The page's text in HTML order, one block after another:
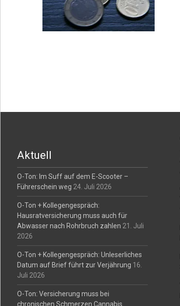
navigation
Aktuell
O-Ton: Im Suff auf dem E-Scooter –
Führerschein weg 24. Juli 2026
O-Ton + Kollegengespräch:
Hausratversicherung muss auch für
Abwasser nach Rohrbruch zahlen 21. Juli
2026
O-Ton + Kollegengespräch: Unleserliches
Datum auf Brief führt zur Verjährung 16.
Juli 2026
O-Ton: Versicherung muss bei
chronischen Schmerzen Cannabis